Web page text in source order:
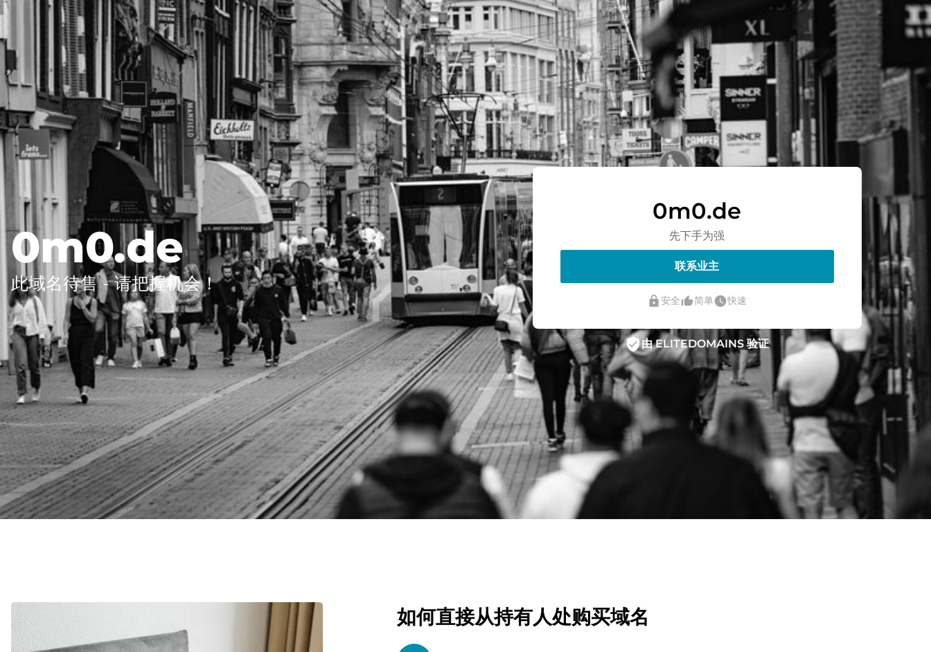
0m0.de
此域名待售 - 请把握机会！
0m0.de
先下手为强
联系业主
lock安全thumb_up_alt简单watch_later快速
verified_user由 ELITEDOMAINS 验证
如何直接从持有人处购买域名